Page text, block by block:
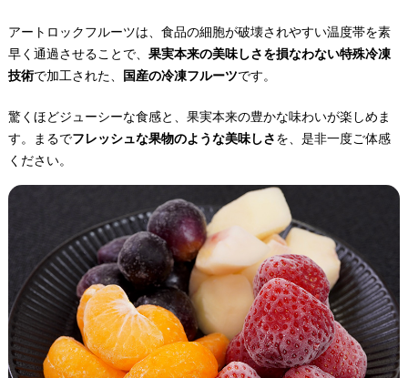
アートロックフルーツは、食品の細胞が破壊されやすい温度帯を素
早く通過させることで、 果実本来の美味しさを損なわない特殊冷凍
技術で加工された、 国産の冷凍フルーツです。
驚くほどジューシーな食感と、果実本来の豊かな味わいが楽しめま
す。まるでフレッシュな果物のような美味しさ を、是非一度ご体感
ください。